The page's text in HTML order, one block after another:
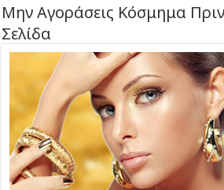
Μην Αγοράσεις Κόσμημα
Σελίδα